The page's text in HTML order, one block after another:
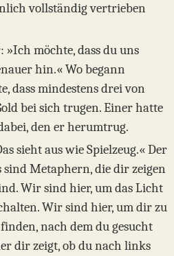
vollständig vertrieben
»Ich möchte, dass du uns
hin.« Wo begann
dass mindestens drei von
bei sich trugen. Einer hatte
den er herumtrug.
sieht aus wie Spielzeug.« Der
sind Metaphern, die dir zeigen
Wir sind hier, um das Licht
Wir sind hier, um dir zu
nach dem du gesucht
dir zeigt, ob du nach links